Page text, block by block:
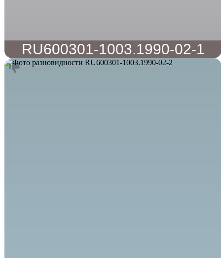
RU600301-1003.1990-02-1